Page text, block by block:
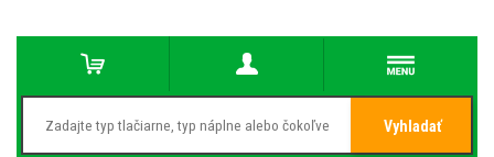
Vyhladať